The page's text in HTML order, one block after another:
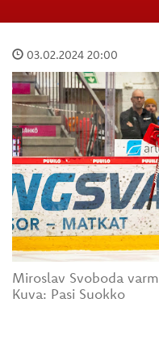
03.02.2024 20:00
Miroslav Svoboda
​​​​​​​Kuva: Pasi Suokko